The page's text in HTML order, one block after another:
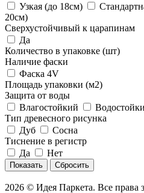
Узкая (до 18см)
20см)
Сверхустойчивый к царапинам
Да
Количество в упаковке (шт)
Наличие фаски
Фаска 4V
Площадь упаковки (м2)
Защита от воды
Влагостойкий
Тип древесного рисунка
Дуб
Сосна
Тиснение в регистр
Да
Нет
Сбросить
2026 © Идея Паркета. Все